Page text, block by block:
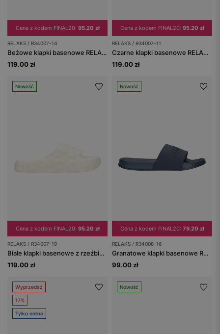
Cena z kodem FINAL20: 95.20 zł
RELAKS / R34007-14
Beżowe klapki basenowe RELAKS
119.00 zł
Cena z kodem FINAL20: 95.20 zł
RELAKS / R34007-11
Czarne klapki basenowe RELAKS z rzeźbioną fakturą i grubą podeszwą
119.00 zł
Nowość
Cena z kodem FINAL20: 95.20 zł
RELAKS / R34007-19
Białe klapki basenowe z rzeźbioną fakturą i grubą podeszwą RELAKS
119.00 zł
Nowość
Cena z kodem FINAL20: 79.20 zł
RELAKS / R34008-16
Granatowe klapki basenowe RELAKS z tłoczonym logo
99.00 zł
Wyprzedaż
17%
Tylko online
Nowość